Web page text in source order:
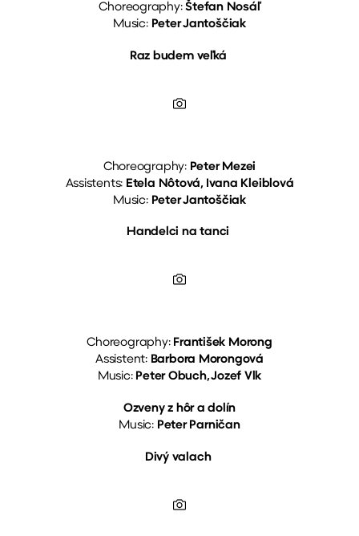
Choreography:Štefan Nosáľ
Music: Peter Jantoščiak
Raz budem veľká
Choreography: Peter Mezei
Assistents: Etela Nôtová, Ivana Kleiblová
Music: Peter Jantoščiak
Handelci na tanci
Choreography: František Morong
Assistent: Barbora Morongová
Music: Peter Obuch, Jozef Vlk
Ozveny z hôr a dolín
Music: Peter Parničan
Divý valach